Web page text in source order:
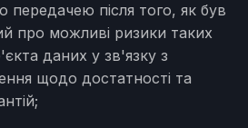
передачею після того, як був
про можливі ризики таких
даних у зв'язку з
щодо достатності та